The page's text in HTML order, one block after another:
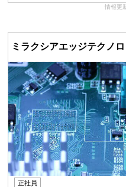
情報更
ミラクシアエッジテクノ
正社員